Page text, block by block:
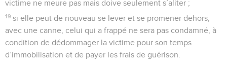
victime ne meure pas mais doive seulement s’aliter ;
19 si elle peut de nouveau se lever et se promener dehors,
avec une canne, celui qui a frappé ne sera pas condamné, à
condition de dédommager la victime pour son temps
d’immobilisation et de payer les frais de guérison.